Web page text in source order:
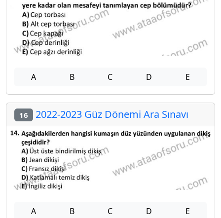
A B C D E
16 2022-2023 Güz Dönemi Ara Sınavı
A B C D E